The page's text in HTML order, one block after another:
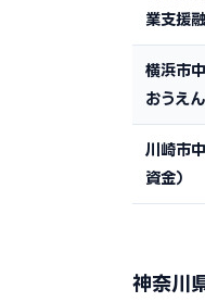
業支援融
横浜市
おうえん
川崎市
資金）
神奈川